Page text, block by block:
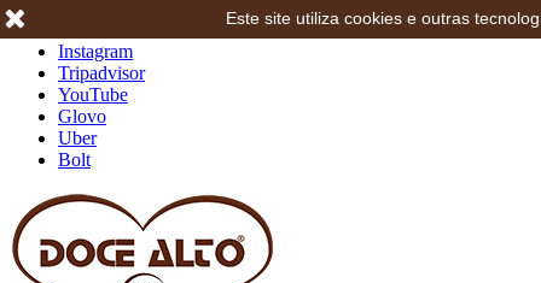
Instagram
Tripadvisor
YouTube
Glovo
Uber
Bolt
Este site utiliza cookies e outras